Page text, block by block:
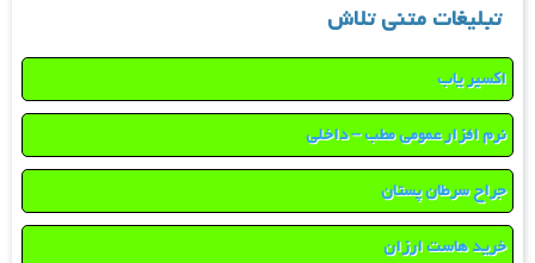
تبلیغات متنی تلاش
اکسیر یاب
نرم افزار عمومی مطب – داخلی
جراح سرطان پستان
خرید هاست ارزان